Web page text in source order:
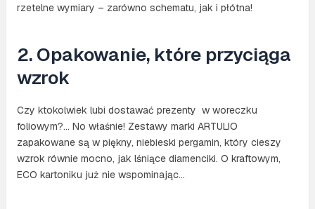
rzetelne wymiary – zarówno schematu, jak i płótna!
2. Opakowanie, które przyciąga
wzrok
Czy ktokolwiek lubi dostawać prezenty w woreczku
foliowym?… No właśnie! Zestawy marki ARTULIO
zapakowane są w piękny, niebieski pergamin, który cieszy
wzrok równie mocno, jak lśniące diamenciki. O kraftowym,
ECO kartoniku już nie wspominając…